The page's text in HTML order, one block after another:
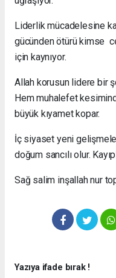
Liderlik mücadelesine
gücünden ötürü kimse
için kaynıyor.
Allah korusun lidere bir
Hem muhalefet
büyük kıyamet kopar.
İç siyaset yeni
doğum sancılı olur.
Sağ salim inşallah nur
Yazıya ifade bırak !